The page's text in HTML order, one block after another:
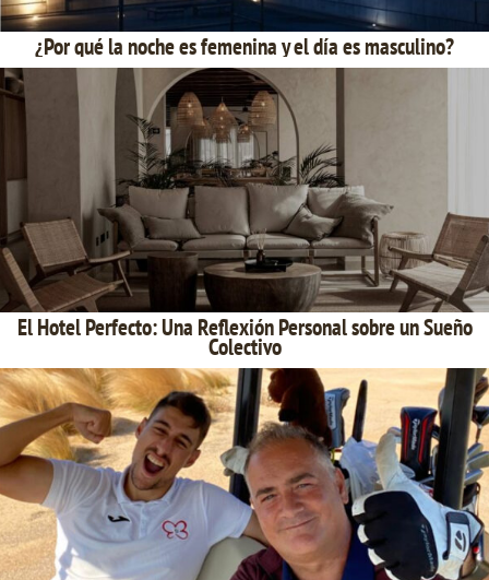
¿Por qué la noche es femenina y el día es masculino?
El Hotel Perfecto: Una Reflexión Personal sobre un Sueño
Colectivo